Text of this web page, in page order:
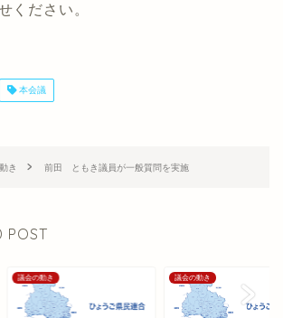
ください。
本会議
き 前田 ともき議員が一般質問を実施
POST
議会の動き 議会の動き